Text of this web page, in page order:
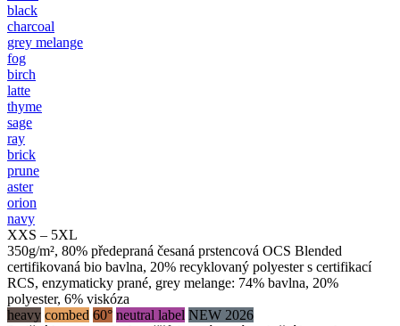
black
charcoal
grey melange
fog
birch
latte
thyme
sage
ray
brick
prune
aster
orion
navy
XXS – 5XL
350g/m², 80% předepraná česaná prstencová OCS Blended
certifikovaná bio bavlna, 20% recyklovaný polyester s certifikací
RCS, enzymaticky prané, grey melange: 74% bavlna, 20%
polyester, 6% viskóza
heavy combed 60° neutral label NEW 2026